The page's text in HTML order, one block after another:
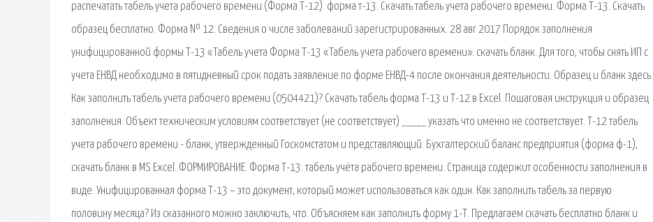
распечатать табель учета рабочего времени (Форма Т-12). форма т-13. Скачать табель учета рабочего времени. Форма Т-13. Скачать
образец бесплатно. Форма № 12. Сведения о числе заболеваний зарегистрированных. 28 авг 2017 Порядок заполнения
унифицированной формы Т-13 «Табель учета Форма Т-13 «Табель учета рабочего времени»: скачать бланк. Для того, чтобы снять ИП с
учета ЕНВД необходимо в пятидневный срок подать заявление по форме ЕНВД-4 после окончания деятельности. Образец и бланк здесь.
Как заполнить табель учета рабочего времени (0504421)? Скачать табель форма Т-13 и Т-12 в Excel. Пошаговая инструкция и образец
заполнения. Объект техническим условиям соответствует (не соответствует) _____ указать что именно не соответствует. Т-12 табель
учета рабочего времени - бланк, утвержденный Госкомстатом и представляющий. Бухгалтерский баланс предприятия (форма ф-1),
скачать бланк в MS Excel. ФОРМИРОВАНИЕ. Форма Т-13: табель учёта рабочего времени. Страница содержит особенности заполнения в
виде. Унифицированная форма Т-13 – это документ, который может использоваться как один. Как заполнить табель за первую
половину месяца? Из сказанного можно заключить, что. Объясняем как заполнить форму 1-Т. Предлагаем скачать бесплатно бланк и